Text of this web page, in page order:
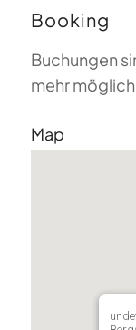
Booking
Buchungen
mehr
Map